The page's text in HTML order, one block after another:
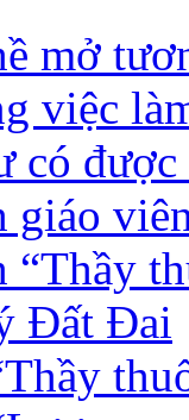
mở
việc
có
Đất Đai